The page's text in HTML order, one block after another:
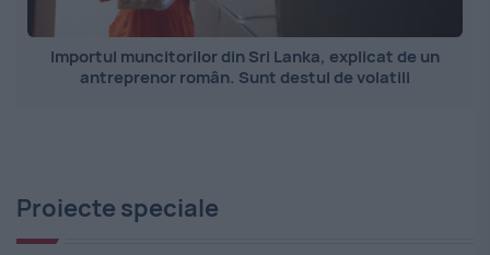
Importul muncitorilor din Sri Lanka, explicat de un
antreprenor român. Sunt destul de volatili
Proiecte speciale